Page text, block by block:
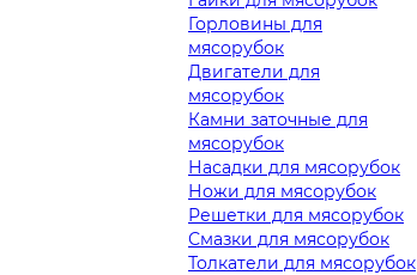
Горловины для
мясорубок
Двигатели для
мясорубок
Камни заточные для
мясорубок
Насадки для мясорубок
Ножи для мясорубок
Решетки для мясорубок
Смазки для мясорубок
Толкатели для мясорубок